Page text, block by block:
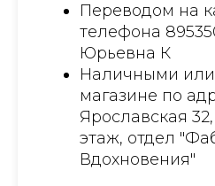
Переводом на
телефона
Юрьевна К
Наличными или
магазине по
Ярославская
этаж, отдел
Вдохновения"